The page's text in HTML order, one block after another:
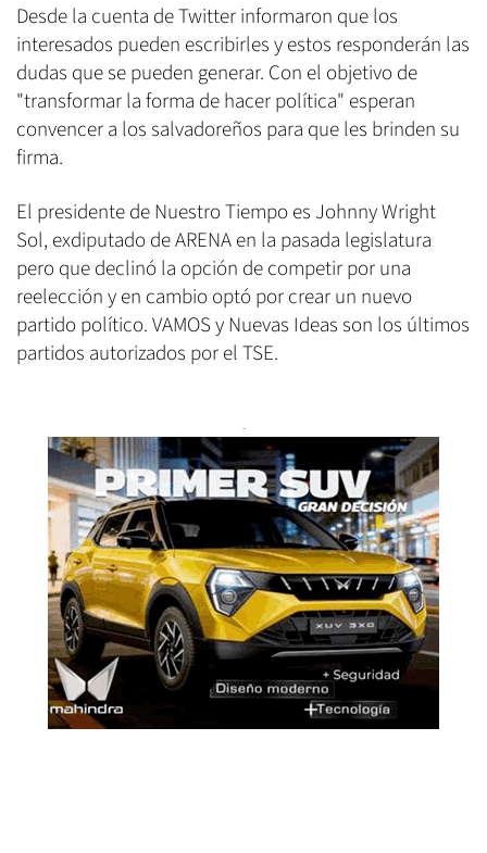
Desde la cuenta de Twitter informaron que los
interesados pueden escribirles y estos responderán las
dudas que se pueden generar. Con el objetivo de
"transformar la forma de hacer política" esperan
convencer a los salvadoreños para que les brinden su
firma.
El presidente de Nuestro Tiempo es Johnny Wright
Sol, exdiputado de ARENA en la pasada legislatura
pero que declinó la opción de competir por una
reelección y en cambio optó por crear un nuevo
partido político. VAMOS y Nuevas Ideas son los últimos
partidos autorizados por el TSE.